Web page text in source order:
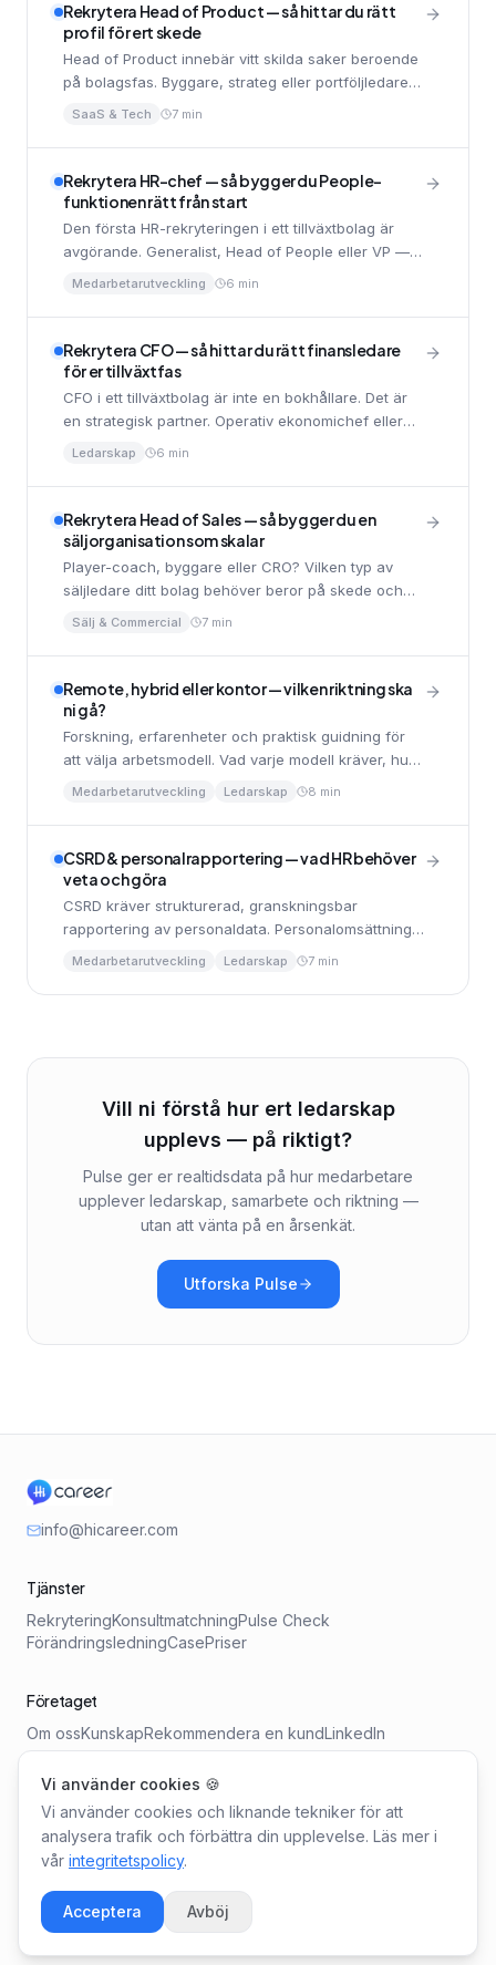
Rekrytera Head of Product — så hittar du rätt
profil för ert skede
Head of Product innebär vitt skilda saker beroende
på bolagsfas. Byggare, strateg eller portföljledare
— så avgör du vilken version du behöver och hur
SaaS & Tech 7 min
Rekrytera HR-chef — så bygger du People-
funktionen rätt från start
Den första HR-rekryteringen i ett tillväxtbolag är
avgörande. Generalist, Head of People eller VP —
så avgör du vilken profil som passar och vad du
Medarbetarutveckling 6 min
Rekrytera CFO — så hittar du rätt finansledare
för er tillväxtfas
CFO i ett tillväxtbolag är inte en bokhållare. Det är
en strategisk partner. Operativ ekonomichef eller
strategisk CFO? Så avgör du och rekryterar rätt.
Ledarskap 6 min
Rekrytera Head of Sales — så bygger du en
säljorganisation som skalar
Player-coach, byggare eller CRO? Vilken typ av
säljledare ditt bolag behöver beror på skede och
säljmodell. Så resonerar du rätt och attraherar
Sälj & Commercial 7 min
Remote, hybrid eller kontor — vilken riktning ska
ni gå?
Forskning, erfarenheter och praktisk guidning för
att välja arbetsmodell. Vad varje modell kräver, hur
den påverkar rekrytering och vad ni bör tänka på
Medarbetarutveckling Ledarskap 8 min
CSRD & personalrapportering — vad HR behöver
veta och göra
CSRD kräver strukturerad, granskningsbar
rapportering av personaldata. Personalomsättning,
lönegap, utbildning och arbetsvillkor. Här är vad
Medarbetarutveckling Ledarskap 7 min
Vill ni förstå hur ert ledarskap
upplevs — på riktigt?
Pulse ger er realtidsdata på hur medarbetare
upplever ledarskap, samarbete och riktning —
utan att vänta på en årsenkät.
Utforska Pulse
info@hicareer.com
Tjänster
RekryteringKonsultmatchningPulse Check
FörändringsledningCasePriser
Företaget
Om ossKunskapRekommendera en kundLinkedIn
Verktyg
LönebarometernKravprofil-generatorLedarskapskollen
© 2026 Double AB Integritetspolicy
Kandidat? Hitta din nästa jobbmatchning på
Vi använder cookies 🍪
Vi använder cookies och liknande tekniker för att
analysera trafik och förbättra din upplevelse. Läs mer i
vår integritetspolicy.
Acceptera Avböj